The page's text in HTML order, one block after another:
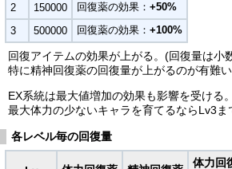
2
150000 回復薬の効果： +50%
3
500000 回復薬の効果： +100%
回復アイテムの効果が上がる。(回復量は小
特に精神回復薬の回復量が上がるのが有難い
EX系統は最大値増加の効果も影響を受ける
最大体力の少ないキャラを育てるならLv3ま
各レベル毎の回復量
体力回